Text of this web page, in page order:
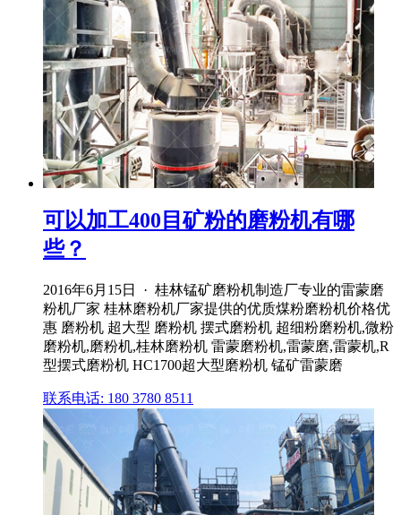
可以加工400目矿粉的磨粉机有哪
些？
2016年6月15日 · 桂林锰矿磨粉机制造厂专业的雷蒙磨
粉机厂家 桂林磨粉机厂家提供的优质煤粉磨粉机价格优
惠 磨粉机 超大型 磨粉机 摆式磨粉机 超细粉磨粉机,微粉
磨粉机,磨粉机,桂林磨粉机 雷蒙磨粉机,雷蒙磨,雷蒙机,R
型摆式磨粉机 HC1700超大型磨粉机 锰矿雷蒙磨
联系电话: 180 3780 8511